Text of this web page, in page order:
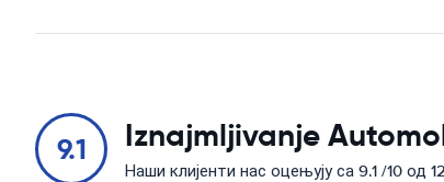
9.1 Iznajmljivanje
Наши клијенти нас оцењују са 9.1 /10 од